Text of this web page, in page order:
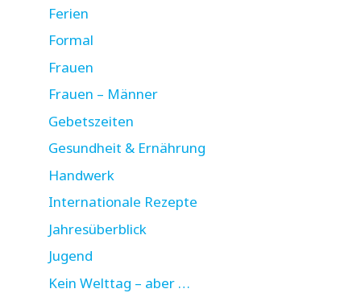
Ferien
Formal
Frauen
Frauen – Männer
Gebetszeiten
Gesundheit & Ernährung
Handwerk
Internationale Rezepte
Jahresüberblick
Jugend
Kein Welttag – aber …